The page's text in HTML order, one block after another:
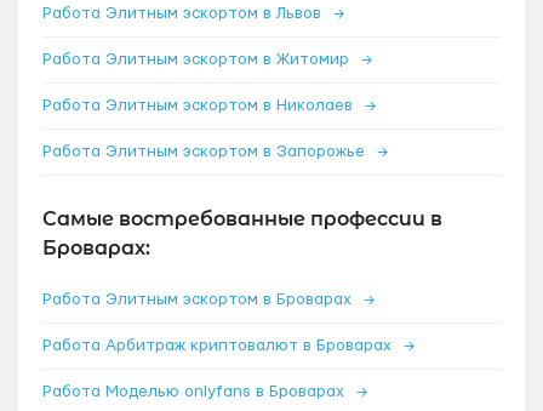
Работа Элитным эскортом в Львов →
Работа Элитным эскортом в Житомир →
Работа Элитным эскортом в Николаев →
Работа Элитным эскортом в Запорожье →
Самые востребованные профессии в
Броварах:
Работа Элитным эскортом в Броварах →
Работа Арбитраж криптовалют в Броварах →
Работа Моделью onlyfans в Броварах →